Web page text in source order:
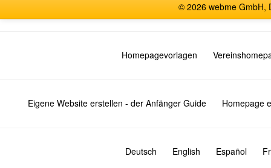
© 2026 webme GmbH,
Homepagevorlagen
Eigene Website erstellen - der Anfänger Guide Homepage
Deutsch English Español